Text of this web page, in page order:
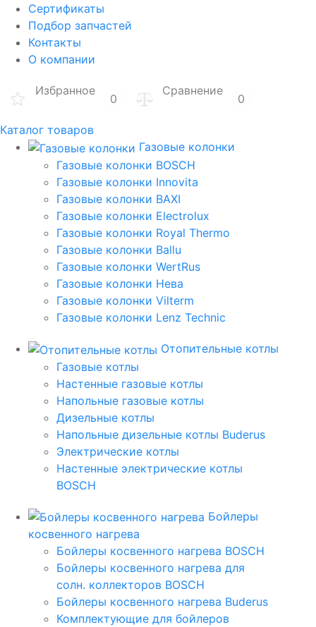
Сертификаты
Подбор запчастей
Контакты
О компании
Избранное
0
Сравнение
0
Каталог товаров
Газовые колонки
Газовые колонки BOSCH
Газовые колонки Innovita
Газовые колонки BAXI
Газовые колонки Electrolux
Газовые колонки Royal Thermo
Газовые колонки Ballu
Газовые колонки WertRus
Газовые колонки Нева
Газовые колонки Vilterm
Газовые колонки Lenz Technic
Отопительные котлы
Газовые котлы
Настенные газовые котлы
Напольные газовые котлы
Дизельные котлы
Напольные дизельные котлы Buderus
Электрические котлы
Настенные электрические котлы
BOSCH
Бойлеры
косвенного нагрева
Бойлеры косвенного нагрева BOSCH
Бойлеры косвенного нагрева для
солн. коллекторов BOSCH
Бойлеры косвенного нагрева Buderus
Комплектующие для бойлеров